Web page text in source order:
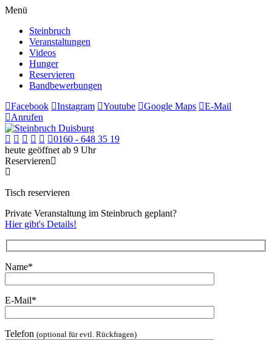
Menü
Steinbruch
Veranstaltungen
Videos
Hunger
Reservieren
Bandbewerbungen
Facebook
Instagram Youtube Google Maps
E-Mail
Anrufen
0160 - 648 35 19
heute geöffnet ab 9 Uhr
Reservieren
Tisch reservieren
Private Veranstaltung im Steinbruch geplant?
Hier gibt's Details!
Name*
E-Mail*
Telefon (optional für evtl. Rückfragen)